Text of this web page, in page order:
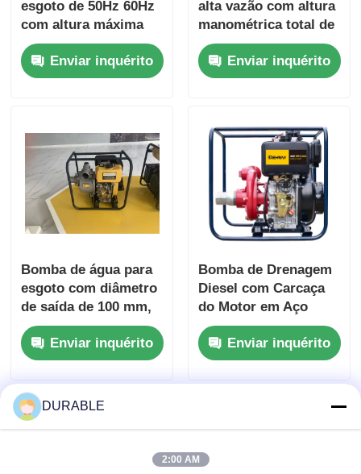
esgoto de 50Hz 60Hz
com altura máxima
de sucção de 8 m e
altura total nominal
de 16 m, adequada
Enviar inquérito
alta vazão com altura
manométrica total de
16m, projetada para
aumentar a
produtividade em
fluidos
Enviar inquérito
Bomba de água para
esgoto com diâmetro
de saída de 100 mm,
altura máxima de
sucção de 8 m e
carcaça do motor em
aço superior,
projetada para
manuseio de esgoto
Enviar inquérito
Bomba de Drenagem
Diesel com Carcaça
do Motor em Aço
Superior Otimizada
para Operação
Contínua e Condições
de Carga Pesada
Enviar inquérito
DURABLE
2:00 AM